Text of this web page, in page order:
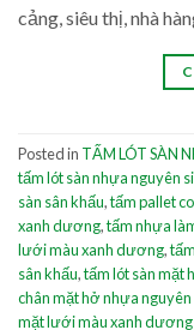
cảng, siêu thị, nhà
Posted in TẤM LÓT SÀN
tấm lót sàn nhựa nguyên
sàn sân khấu,tấm pallet
xanh dương,tấm nhựa
lưới màu xanh dương,
sân khấu,tấm lót sàn mặt
chân mặt hở nhựa nguyên
mặt lưới màu xanh